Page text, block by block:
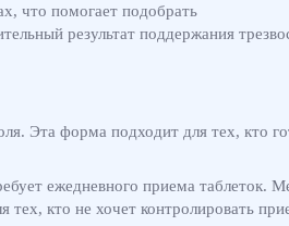
что помогает подобрать
результат поддержания
Эта форма подходит для тех, кто
ежедневного приема таблеток.
кто не хочет контролировать